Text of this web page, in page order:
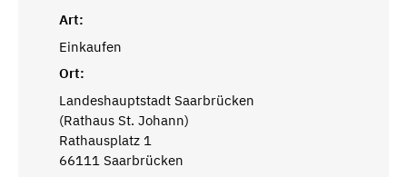
Art:
Einkaufen
Ort:
Landeshauptstadt Saarbrücken
(Rathaus St. Johann)
Rathausplatz 1
66111 Saarbrücken